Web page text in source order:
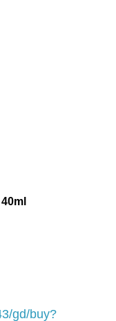
雅 Coquelicot 天
肌膚。
gd/buy?